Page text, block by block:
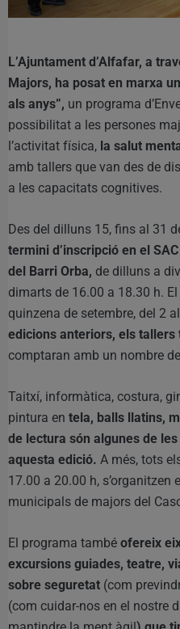
L’Ajuntament d’Alfafar, a
Majors, ha posat en marxa
als anys”, un programa
possibilitat a les persones
l’activitat física, la salut
amb tallers que van des de
a les capacitats cognitives.
Des del dilluns 15, fins al 31
termini d’inscripció en el
del Barri Orba, de dilluns a
dimarts de 16.00 a 18.30 h.
quinzena de setembre, del 2
edicions anteriors, els
comptaran amb un nombre
Taitxí, informàtica, costura,
pintura en tela, balls llatins,
de lectura són algunes de
aquesta edició. A més, tots
17.00 a 20.00 h, s’organitzen
municipals de majors del
El programa també ofereix
excursions guiades, teatre,
sobre seguretat (com
(com cuidar-nos en el nostre